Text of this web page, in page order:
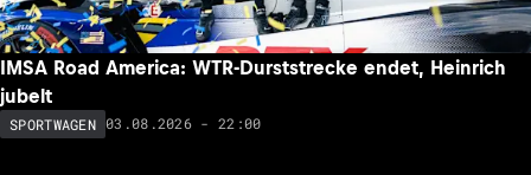
IMSA Road America: WTR-Durststrecke endet, Heinrich
jubelt
SPORTWAGEN 03.08.2026 - 22:00